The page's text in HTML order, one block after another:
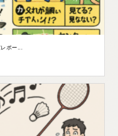
ポー...